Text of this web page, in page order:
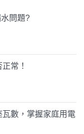
問題?
常！
數，掌握家庭用電